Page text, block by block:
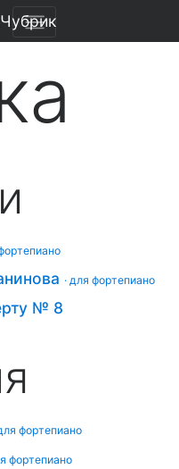
· для фортепиано
№ 8
фортепиано
фортепиано